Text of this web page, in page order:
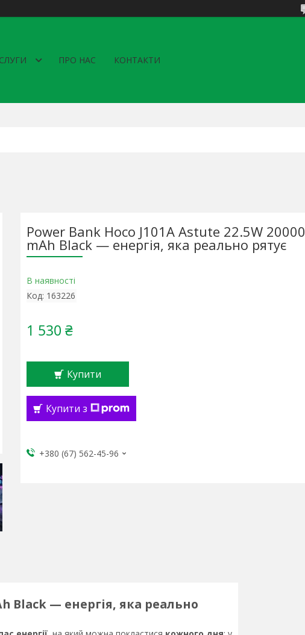
ПРО НАС КОНТАКТИ
Power Bank Hoco J101A Astute 22.5W 20000
mAh Black — енергія, яка реально рятує
В наявності
Код: 163226
1 530 ₴
Купити
Купити з
+380 (67) 562-45-96
Black — енергія, яка реально